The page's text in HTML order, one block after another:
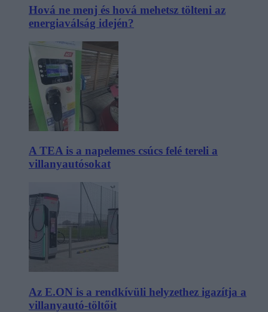
Hová ne menj és hová mehetsz tölteni az
energiaválság idején?
A TEA is a napelemes csúcs felé tereli a
villanyautósokat
Az E.ON is a rendkívüli helyzethez igazítja a
villanyautó-töltőit